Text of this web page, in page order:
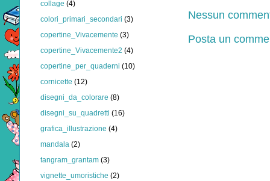
Nessun
Posta un
collage (4)
colori_primari_secondari (3)
copertine_Vivacemente (3)
copertine_Vivacemente2 (4)
copertine_per_quaderni (10)
cornicette (12)
disegni_da_colorare (8)
disegni_su_quadretti (16)
grafica_illustrazione (4)
mandala (2)
tangram_grantam (3)
vignette_umoristiche (2)